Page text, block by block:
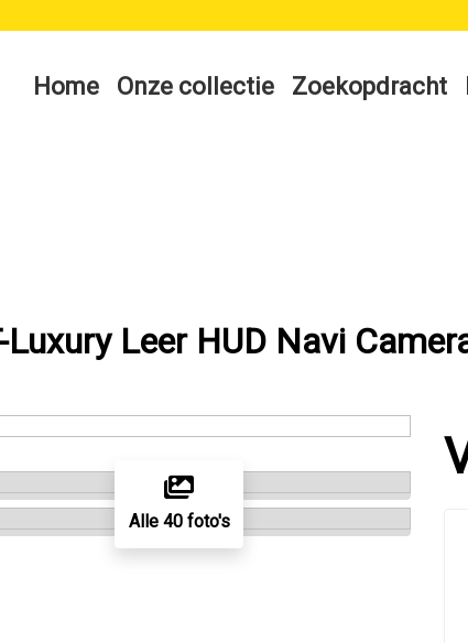
Home Onze collectie Zoekopdracht
Leer HUD Navi
Alle 40 foto's